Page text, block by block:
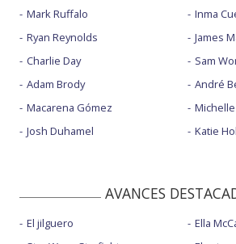
Mark Ruffalo
Ryan Reynolds
Charlie Day
Adam Brody
Macarena Gómez
Josh Duhamel
Inma
James
Sam
André
Katie
AVANCES
El jilguero
Ella